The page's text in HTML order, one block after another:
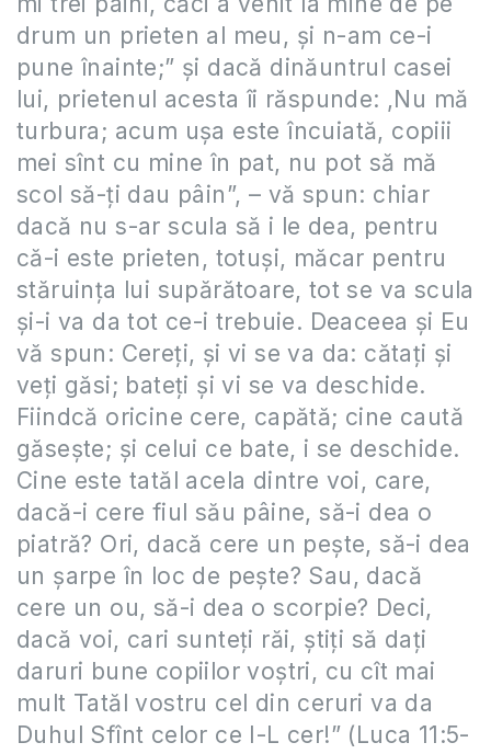
drum un prieten al meu, şi n-am ce-i
pune înainte;” şi dacă dinăuntrul casei
lui, prietenul acesta îi răspunde: ,Nu mă
turbura; acum uşa este încuiată, copiii
mei sînt cu mine în pat, nu pot să mă
scol să-ţi dau pâin”, – vă spun: chiar
dacă nu s-ar scula să i le dea, pentru
că-i este prieten, totuşi, măcar pentru
stăruinţa lui supărătoare, tot se va scula
şi-i va da tot ce-i trebuie. Deaceea şi Eu
vă spun: Cereţi, şi vi se va da: cătaţi şi
veţi găsi; bateţi şi vi se va deschide.
Fiindcă oricine cere, capătă; cine caută
găseşte; şi celui ce bate, i se deschide.
Cine este tatăl acela dintre voi, care,
dacă-i cere fiul său pâine, să-i dea o
piatră? Ori, dacă cere un peşte, să-i dea
un şarpe în loc de peşte? Sau, dacă
cere un ou, să-i dea o scorpie? Deci,
dacă voi, cari sunteţi răi, ştiţi să daţi
daruri bune copiilor voştri, cu cît mai
mult Tatăl vostru cel din ceruri va da
Duhul Sfînt celor ce I-L cer!” (Luca 11:5-